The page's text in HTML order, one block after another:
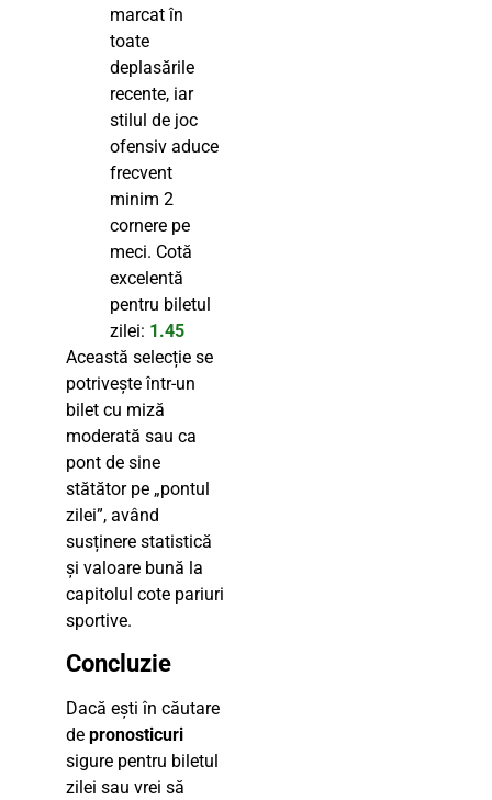
marcat în
toate
deplasările
recente, iar
stilul de joc
ofensiv aduce
frecvent
minim 2
cornere pe
meci. Cotă
excelentă
pentru biletul
zilei: 1.45
Această selecție se
potrivește într-un
bilet cu miză
moderată sau ca
pont de sine
stătător pe „pontul
zilei”, având
susținere statistică
și valoare bună la
capitolul cote pariuri
sportive.
Concluzie
Dacă ești în căutare
de pronosticuri
sigure pentru biletul
zilei sau vrei să